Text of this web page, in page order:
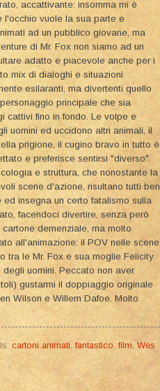
accattivante: insomma mi è
l'occhio vuole la sua parte e
ad un pubblico giovane, ma
di Mr. Fox non siamo ad un
adatto e piacevole anche per i
mix di dialoghi e situazioni
esilaranti, ma divertenti quello
principale che sia
cattivi fino in fondo. Le volpe e
uomini ed uccidono altri animali, il
prigione, il cugino bravo in tutto è
e preferisce sentirsi "diverso".
e struttura, che nonostante la
scene d'azione, risultano tutti ben
insegna un certo fatalismo sulla
facendoci divertire, senza però
demenziale, ma molto
all'animazione: il POV nelle scene
tra le Mr. Fox e sua moglie Felicity
uomini. Peccato non aver
gustarmi il doppiaggio originale
Wilson e Willem Dafoe. Molto
cartoni animati,fantastico ,film,Wes